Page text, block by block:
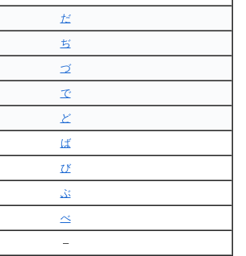
だ
ぢ
づ
で
ど
ば
び
ぶ
べ
–